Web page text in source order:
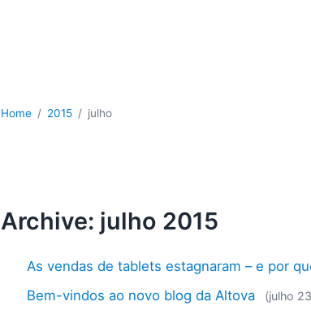
Home 2015 julho
Archive: julho 2015
As vendas de tablets estagnaram – e por
Bem-vindos ao novo blog da Altova (julho